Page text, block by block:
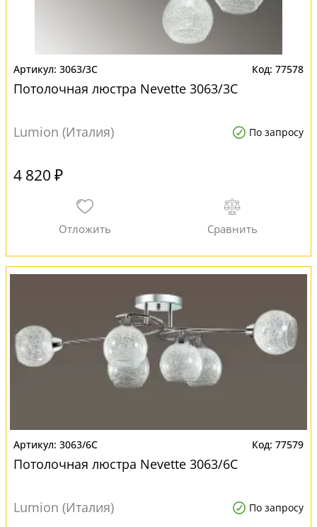
3063/3C 77578
Потолочная люстра Nevette 3063/3C
Lumion (Италия) По запросу
4 820 ₽
3063/6C 77579
Потолочная люстра Nevette 3063/6C
Lumion (Италия) По запросу